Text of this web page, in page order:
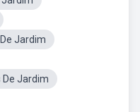
Jardim
De Jardim